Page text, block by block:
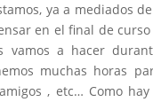
ya a mediados
en el final de
vamos a hacer
muchas horas
, etc… Como